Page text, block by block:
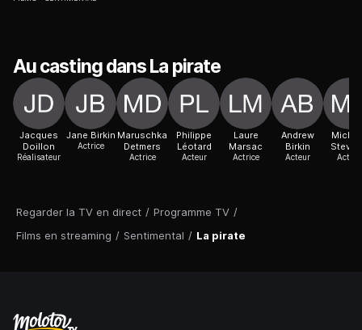
Regarder la TV en direct / Programme TV /
Films en streaming / Sentimental / La pirate
Au casting dans La pirate
Jacques
Doillon
Réalisateur
Jane Birkin
Actrice
Maruschka
Detmers
Actrice
Philippe
Léotard
Acteur
Laure
Marsac
Actrice
Andrew
Birkin
Acteur Acteur